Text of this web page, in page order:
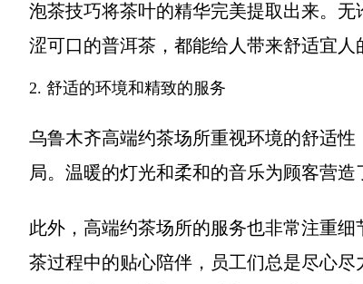
泡茶技巧将茶叶的精华完美提取出来。
涩可口的普洱茶，都能给人带来舒适宜人
2. 舒适的环境和精致的服务
乌鲁木齐高端约茶场所重视环境的舒适
局。温暖的灯光和柔和的音乐为顾客营造
此外，高端约茶场所的服务也非常注重
茶过程中的贴心陪伴，员工们总是尽心